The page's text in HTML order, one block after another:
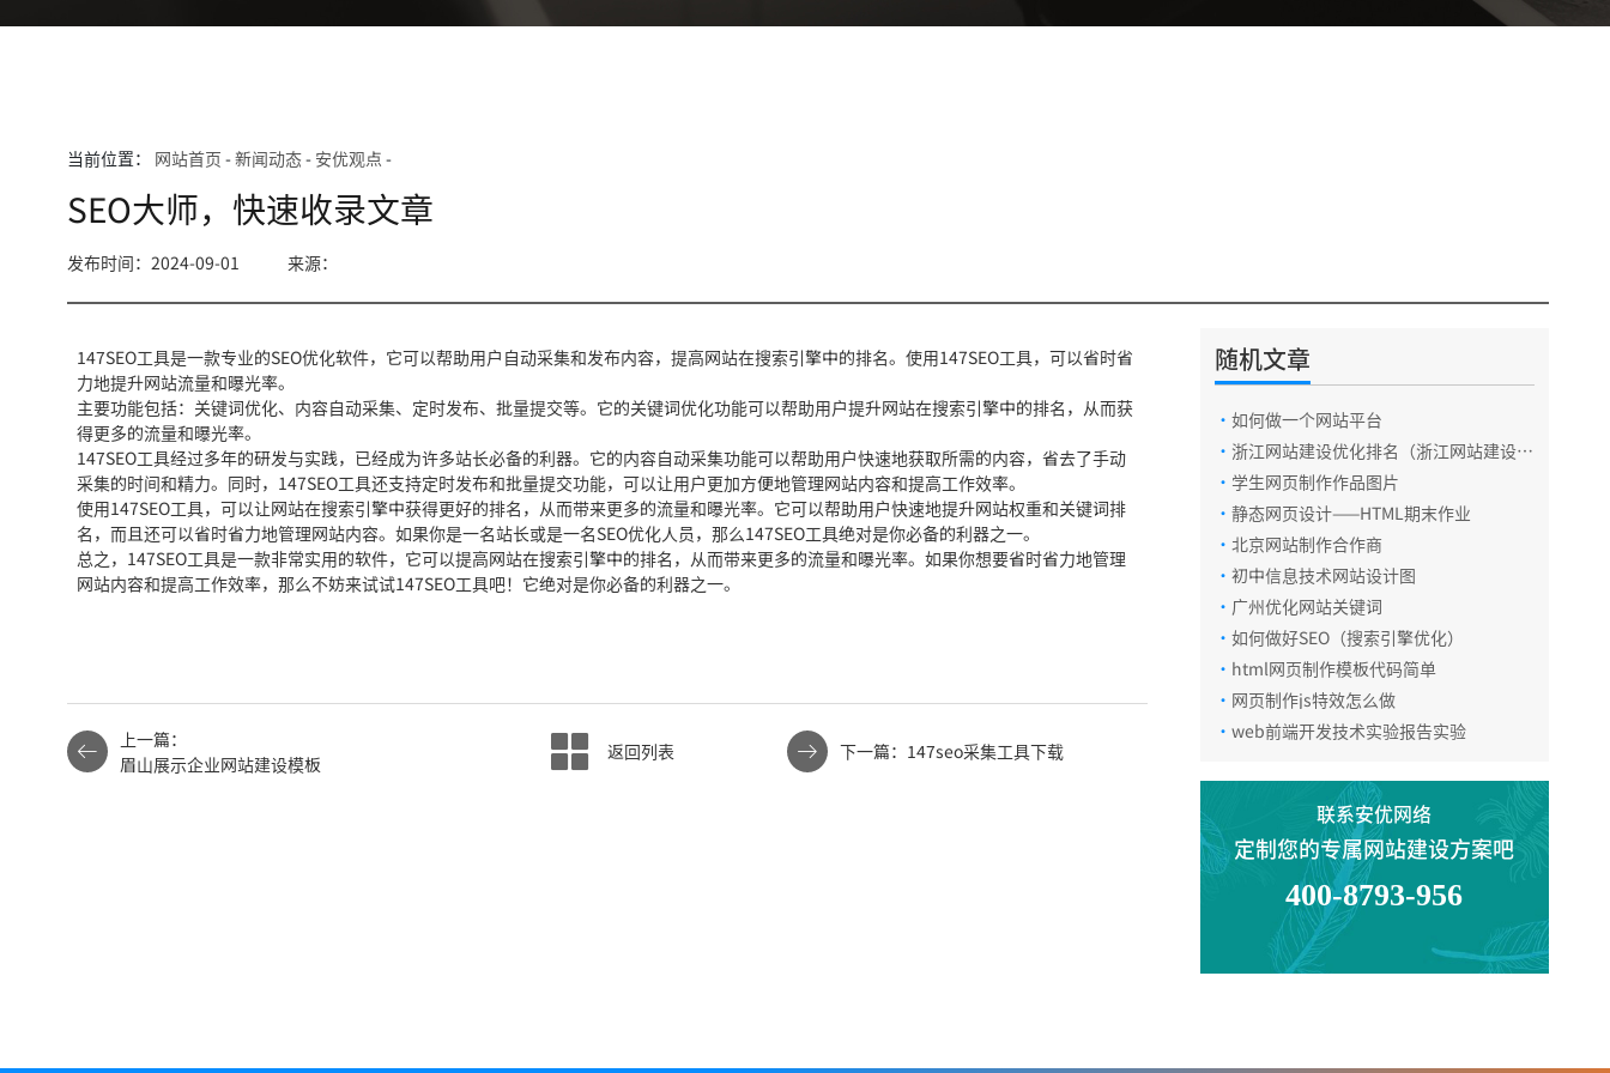
当前位置： 网站首页 -新闻动态- 安优观点 -
SEO大师，快速收录文章
发布时间：2024-09-01 来源：
147SEO工具是一款专业的SEO优化软件，它可以帮助用户自动采集和发布内容，提高网站在搜索引擎中的排名。使用147SEO工具，可以省时省
力地提升网站流量和曝光率。
主要功能包括：关键词优化、内容自动采集、定时发布、批量提交等。它的关键词优化功能可以帮助用户提升网站在搜索引擎中的排名，从而获
得更多的流量和曝光率。
147SEO工具经过多年的研发与实践，已经成为许多站长必备的利器。它的内容自动采集功能可以帮助用户快速地获取所需的内容，省去了手动
采集的时间和精力。同时，147SEO工具还支持定时发布和批量提交功能，可以让用户更加方便地管理网站内容和提高工作效率。
使用147SEO工具，可以让网站在搜索引擎中获得更好的排名，从而带来更多的流量和曝光率。它可以帮助用户快速地提升网站权重和关键词排
名，而且还可以省时省力地管理网站内容。如果你是一名站长或是一名SEO优化人员，那么147SEO工具绝对是你必备的利器之一。
总之，147SEO工具是一款非常实用的软件，它可以提高网站在搜索引擎中的排名，从而带来更多的流量和曝光率。如果你想要省时省力地管理
网站内容和提高工作效率，那么不妨来试试147SEO工具吧！它绝对是你必备的利器之一。
上一篇：
眉山展示企业网站建设模板
返回列表 下一篇：147seo采集工具下载
随机文章
· 如何做一个网站平台
· 浙江网站建设优化排名（浙江网站建设有
限公司）
· 学生网页制作作品图片
· 静态网页设计——HTML期末作业
· 北京网站制作合作商
· 初中信息技术网站设计图
· 广州优化网站关键词
· 如何做好SEO（搜索引擎优化）
· html网页制作模板代码简单
· 网页制作js特效怎么做
· web前端开发技术实验报告实验
联系安优网络
定制您的专属网站建设方案吧
400-8793-956